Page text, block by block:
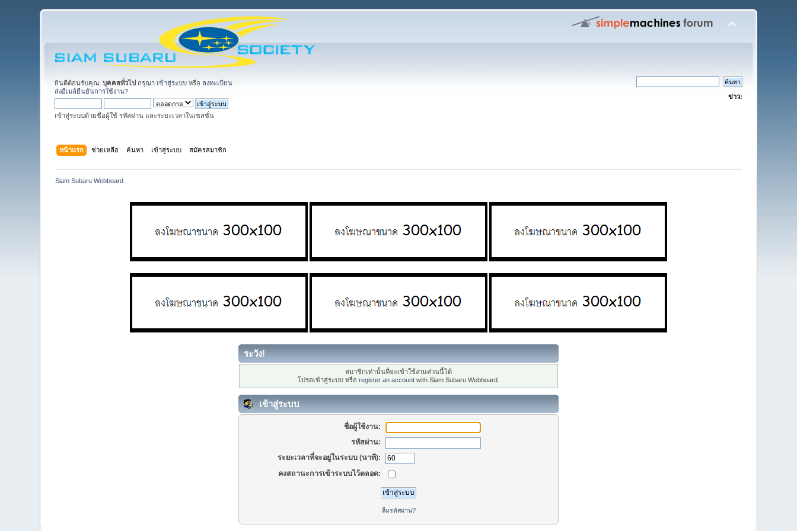
ยินดีต้อนรับคุณ,บุคคลทั่วไป กรุณา เข้าสู่ระบบ หรือ ลงทะเบียน
ส่งอีเมล์ยืนยันการใช้งาน?
เข้าสู่ระบบด้วยชื่อผู้ใช้ รหัสผ่าน และระยะเวลาในเซสชั่น
ข่าว:
หน้าแรก ช่วยเหลือ ค้นหา เข้าสู่ระบบ สมัครสมาชิก
Siam Subaru Webboard
ระวัง!
สมาชิกเท่านั้นที่จะเข้าใช้งานส่วนนี้ได้
โปรดเข้าสู่ระบบ หรือ register an account with Siam Subaru Webboard.
เข้าสู่ระบบ
ชื่อผู้ใช้งาน:
รหัสผ่าน:
ระยะเวลาที่จะอยู่ในระบบ (นาที):
คงสถานะการเข้าระบบไว้ตลอด:
ลืมรหัสผ่าน?